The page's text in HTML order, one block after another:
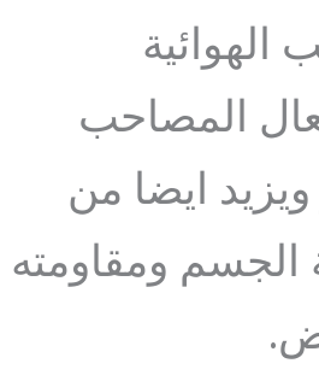
الهوائية
المصاحب
ويزيد ايضا من
الجسم ومقاومته